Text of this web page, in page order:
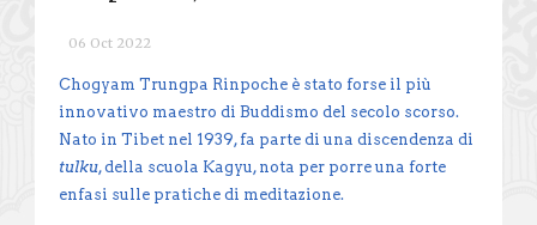
06 Oct 2022
Chogyam Trungpa Rinpoche è stato forse il più
innovativo maestro di Buddismo del secolo scorso.
Nato in Tibet nel 1939, fa parte di una discendenza di
tulku, della scuola Kagyu, nota per porre una forte
enfasi sulle pratiche di meditazione.